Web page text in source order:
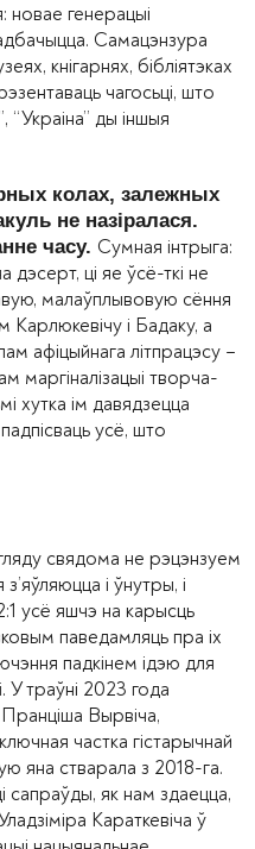
генерацыі
Самацэнзура
кнігарнях, бібліятэках
чагосьці, што
“Украіна” ды іншыя
колах, залежных
не назіралася.
часу. Сумная інтрыга:
дэсерт, ці яе ўсё-ткі не
малаўплывовую сёння
і Бадаку, а
афіцыйнага літпрацэсу –
маргіналізацыі творча-
хутка ім давядзецца
усё, што
свядома не рэцэнзуем
і ўнутры, і
усё яшчэ на карысць
паведамляць пра іх
падкінем ідэю для
У траўні 2023 года
Вырвіча,
частка гістарычнай
яна стварала з 2018-га.
сапраўды, як нам здаецца,
Караткевіча ў